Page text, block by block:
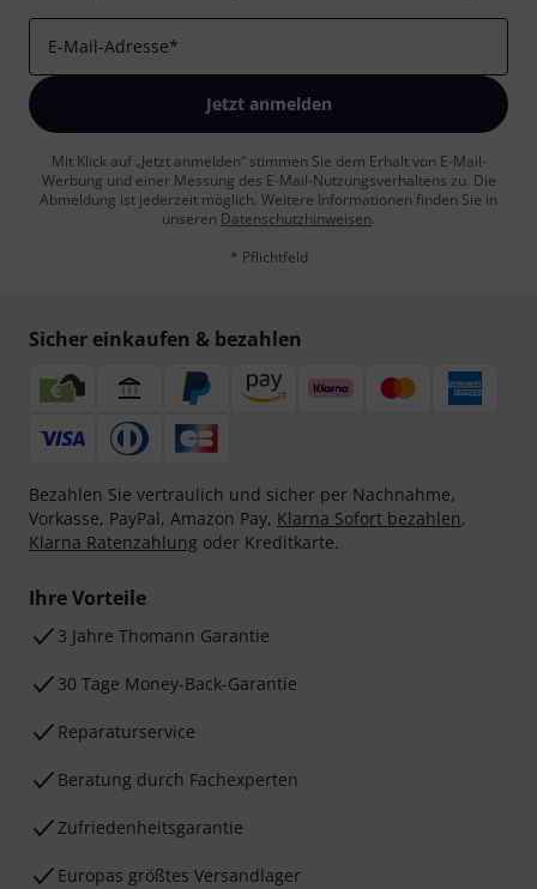
E-Mail-Adresse*
Jetzt anmelden
Mit Klick auf „Jetzt anmelden“ stimmen Sie dem Erhalt von E-Mail-
Werbung und einer Messung des E-Mail-Nutzungsverhaltens zu. Die
Abmeldung ist jederzeit möglich. Weitere Informationen finden Sie in
unseren Datenschutzhinweisen.
* Pflichtfeld
Sicher einkaufen & bezahlen
Bezahlen Sie vertraulich und sicher per Nachnahme,
Vorkasse, PayPal, Amazon Pay, Klarna Sofort bezahlen,
Klarna Ratenzahlung oder Kreditkarte.
Ihre Vorteile
3 Jahre Thomann Garantie
30 Tage Money-Back-Garantie
Reparaturservice
Beratung durch Fachexperten
Zufriedenheitsgarantie
Europas größtes Versandlager